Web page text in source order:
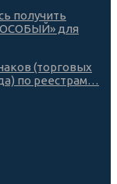
получить
для
(торговых
по реестрам…